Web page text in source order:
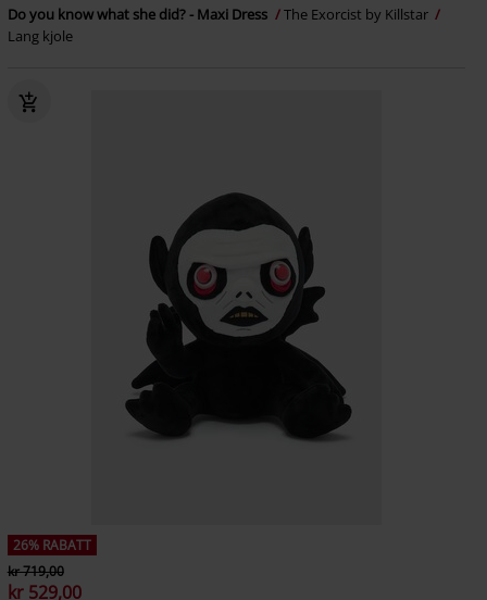
Do you know what she did? - Maxi Dress
The Exorcist by Killstar
Lang kjole
26% RABATT
kr 719,00
kr 529,00